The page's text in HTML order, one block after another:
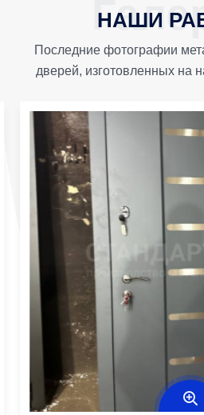
НАШИ
Последние фотографии
дверей, изготовленных на